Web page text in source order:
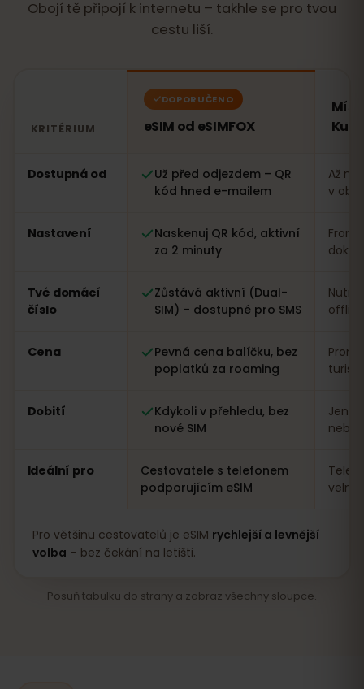
Obojí tě připojí k internetu – takhle se pro tvou
cestu liší.
KRITÉRIUM
DOPORUČENO
eSIM od eSIMFOX
Dostupná od
Už před odjezdem – QR
kód hned e-mailem
Až
v
Nastavení
Naskenuj QR kód, aktivní
za 2 minuty
Tvé domácí
číslo
Zůstává aktivní (Dual-
SIM) – dostupné pro SMS
offline
Cena
Pevná cena balíčku, bez
poplatků za roaming
Dobití
Kdykoli v přehledu, bez
nové SIM
Jen
nebo
Ideální pro
Cestovatele s telefonem
podporujícím eSIM
velmi
Pro většinu cestovatelů je eSIM rychlejší a levnější
volba – bez čekání na letišti.
Posuň tabulku do strany a zobraz všechny sloupce.